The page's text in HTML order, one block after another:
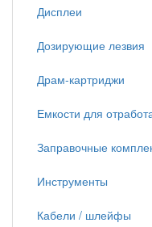
Дисплеи
Дозирующие лезвия
Драм-картриджи
Емкости для
Заправочные
Инструменты
Кабели / шлейфы